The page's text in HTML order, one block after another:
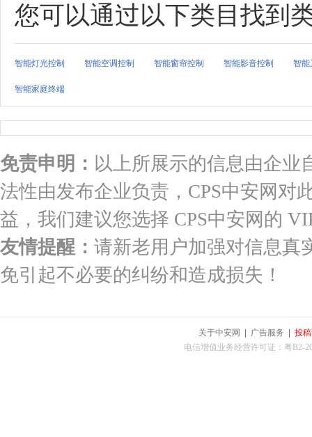
您可以通过以下类目找到
智能灯光控制 智能空调控制 智能窗帘控制 智能影音控制 智能
智能家庭终端
免责申明： 以上所展示的信息由企业
法性由发布企业负责，CPS中安网对
益，我们建议您选择 CPS中安网的
友情提醒： 请新老用户加强对信息真
免引起不必要的纠纷和造成损失！
关于中安网 广告服务
投
电信增值业务经营许可证：粤